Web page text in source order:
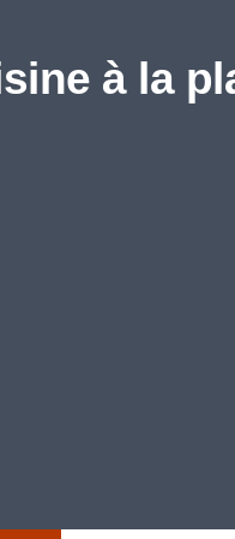
à la